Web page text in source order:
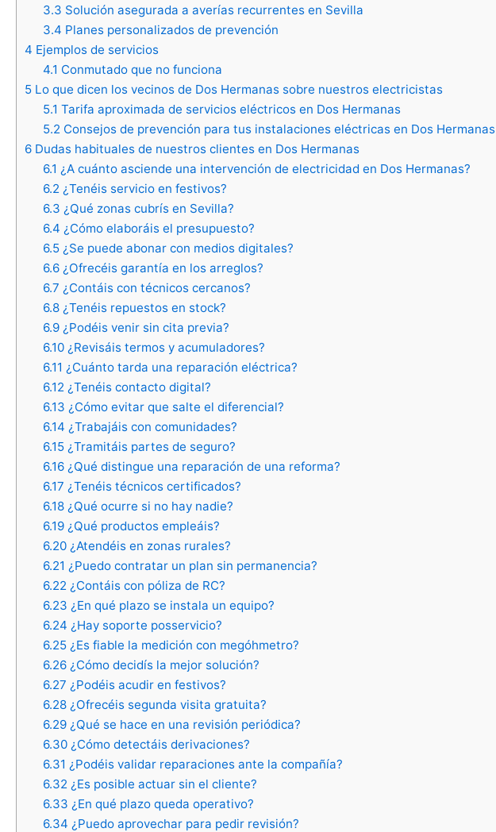
3.3 Solución asegurada a averías recurrentes en Sevilla
3.4 Planes personalizados de prevención
4 Ejemplos de servicios
4.1 Conmutado que no funciona
5 Lo que dicen los vecinos de Dos Hermanas sobre nuestros electricistas
5.1 Tarifa aproximada de servicios eléctricos en Dos Hermanas
5.2 Consejos de prevención para tus instalaciones eléctricas en Dos Hermanas
6 Dudas habituales de nuestros clientes en Dos Hermanas
6.1 ¿A cuánto asciende una intervención de electricidad en Dos Hermanas?
6.2 ¿Tenéis servicio en festivos?
6.3 ¿Qué zonas cubrís en Sevilla?
6.4 ¿Cómo elaboráis el presupuesto?
6.5¿Se puede abonar con medios digitales?
6.6¿Ofrecéis garantía en los arreglos?
6.7 ¿Contáis con técnicos cercanos?
6.8¿Tenéis repuestos en stock?
6.9¿Podéis venir sin cita previa?
6.10¿Revisáis termos y acumuladores?
6.11 ¿Cuánto tarda una reparación eléctrica?
6.12 ¿Tenéis contacto digital?
6.13 ¿Cómo evitar que salte el diferencial?
6.14 ¿Trabajáis con comunidades?
6.15¿Tramitáis partes de seguro?
6.16¿Qué distingue una reparación de una reforma?
6.17 ¿Tenéis técnicos certificados?
6.18¿Qué ocurre si no hay nadie?
6.19¿Qué productos empleáis?
6.20¿Atendéis en zonas rurales?
6.21 ¿Puedo contratar un plan sin permanencia?
6.22 ¿Contáis con póliza de RC?
6.23 ¿En qué plazo se instala un equipo?
6.24 ¿Hay soporte posservicio?
6.25¿Es fiable la medición con megóhmetro?
6.26¿Cómo decidís la mejor solución?
6.27 ¿Podéis acudir en festivos?
6.28¿Ofrecéis segunda visita gratuita?
6.29¿Qué se hace en una revisión periódica?
6.30¿Cómo detectáis derivaciones?
6.31 ¿Podéis validar reparaciones ante la compañía?
6.32 ¿Es posible actuar sin el cliente?
6.33 ¿En qué plazo queda operativo?
6.34 ¿Puedo aprovechar para pedir revisión?